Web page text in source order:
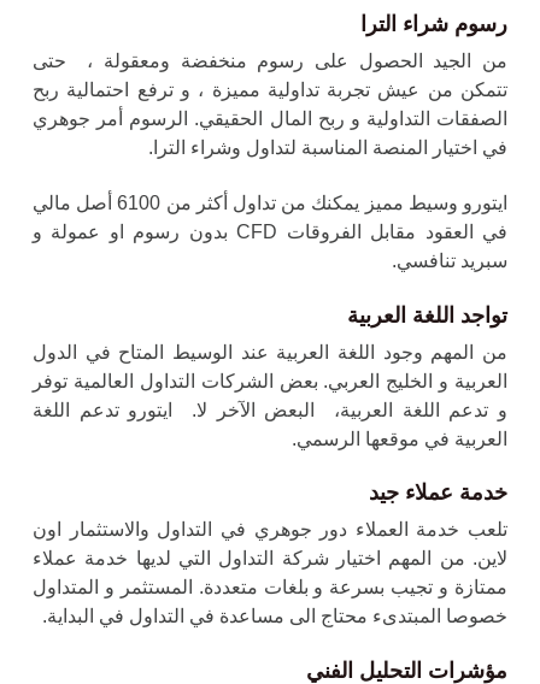
رسوم شراء الترا
من الجيد الحصول على رسوم منخفضة ومعقولة ، حتى
تتمكن من عيش تجربة تداولية مميزة ، و ترفع احتمالية ربح
الصفقات التداولية و ربح المال الحقيقي. الرسوم أمر جوهري
في اختيار المنصة المناسبة لتداول وشراء الترا.
ايتورو وسيط مميز يمكنك من تداول أكثر من 6100 أصل مالي
في العقود مقابل الفروقات CFD بدون رسوم او عمولة و
سبريد تنافسي.
تواجد اللغة العربية
من المهم وجود اللغة العربية عند الوسيط المتاح في الدول
العربية و الخليج العربي. بعض الشركات التداول العالمية توفر
و تدعم اللغة العربية، البعض الآخر لا. ايتورو تدعم اللغة
العربية في موقعها الرسمي.
خدمة عملاء جيد
تلعب خدمة العملاء دور جوهري في التداول والاستثمار اون
لاين. من المهم اختيار شركة التداول التي لديها خدمة عملاء
ممتازة و تجيب بسرعة و بلغات متعددة. المستثمر و المتداول
خصوصا المبتدىء محتاج الى مساعدة في التداول في البداية.
مؤشرات التحليل الفني